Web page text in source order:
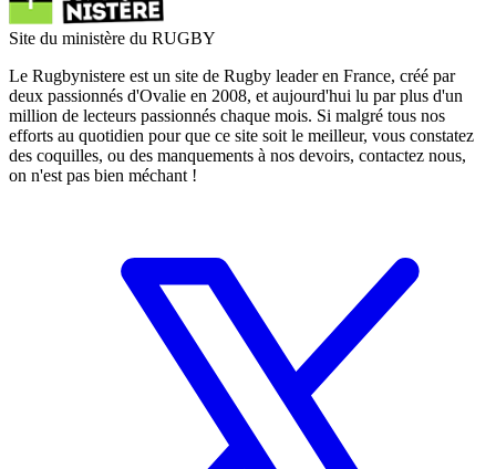
Site du ministère du RUGBY
Le Rugbynistere est un site de Rugby leader en France, créé par
deux passionnés d'Ovalie en 2008, et aujourd'hui lu par plus d'un
million de lecteurs passionnés chaque mois. Si malgré tous nos
efforts au quotidien pour que ce site soit le meilleur, vous constatez
des coquilles, ou des manquements à nos devoirs, contactez nous,
on n'est pas bien méchant !